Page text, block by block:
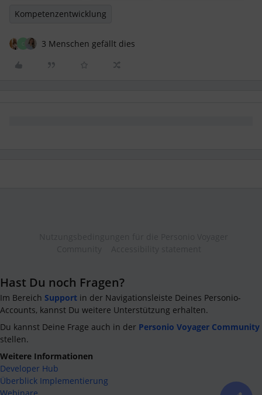
Kompetenzentwicklung
3 Menschen gefällt dies
Hast Du noch Fragen?
Im Bereich Support in der Navigationsleiste Deines Personio-
Accounts, kannst Du weitere Unterstützung erhalten.
Du kannst Deine Frage auch in der Personio Voyager Community
stellen.
Weitere Informationen
Developer Hub
Überblick Implementierung